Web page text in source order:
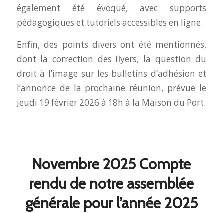
également été évoqué, avec supports
pédagogiques et tutoriels accessibles en ligne.
Enfin, des points divers ont été mentionnés,
dont la correction des flyers, la question du
droit à l’image sur les bulletins d’adhésion et
l’annonce de la prochaine réunion, prévue le
jeudi 19 février 2026 à 18h à la Maison du Port.
Novembre 2025 Compte
rendu de notre assemblée
générale pour l’année 2025